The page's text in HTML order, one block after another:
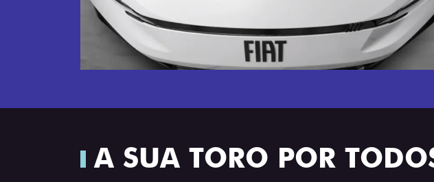
A SUA TORO POR